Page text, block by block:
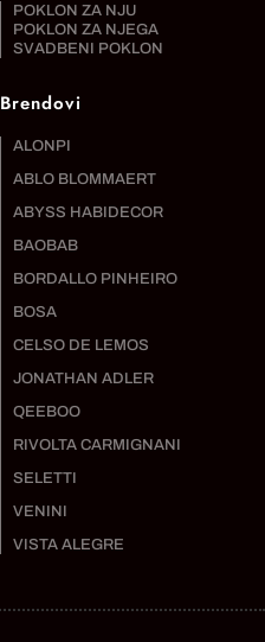
POKLON ZA NJU
POKLON ZA NJEGA
SVADBENI POKLON
Brendovi
ALONPI
ABLO BLOMMAERT
ABYSS HABIDECOR
BAOBAB
BORDALLO PINHEIRO
BOSA
CELSO DE LEMOS
JONATHAN ADLER
QEEBOO
RIVOLTA CARMIGNANI
SELETTI
VENINI
VISTA ALEGRE